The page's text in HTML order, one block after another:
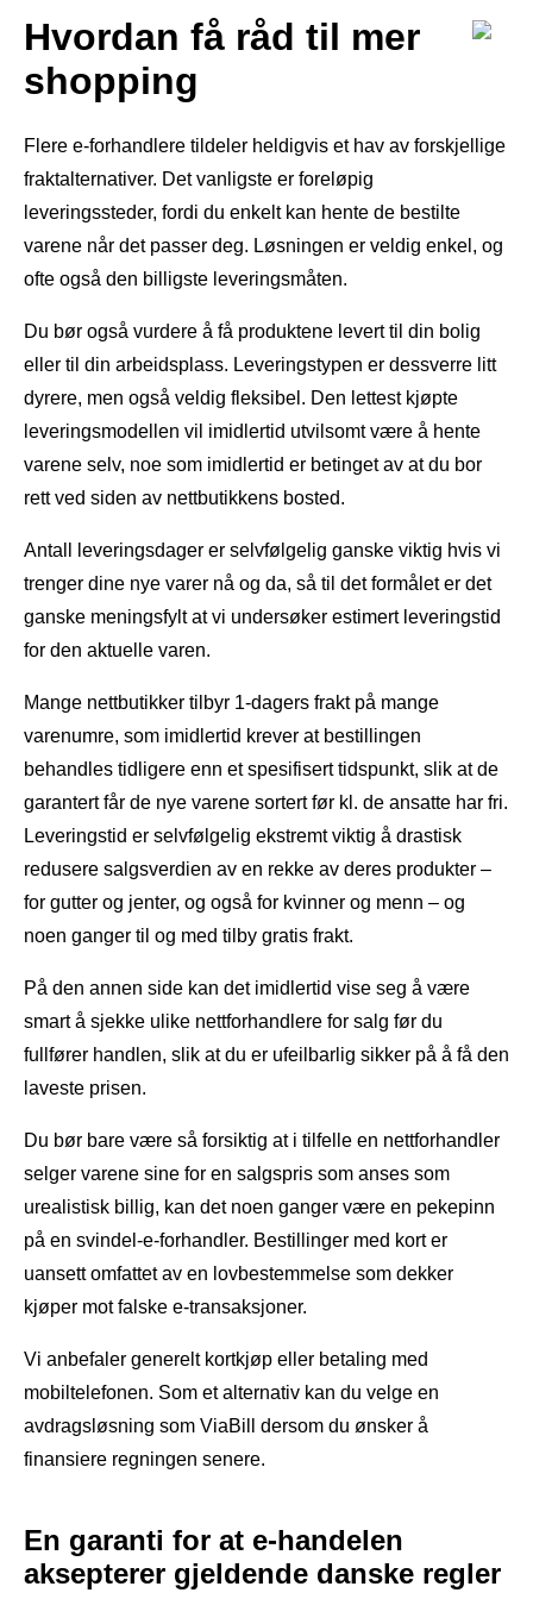
Hvordan få råd til mer
shopping
Flere e-forhandlere tildeler heldigvis et hav av forskjellige
fraktalternativer. Det vanligste er foreløpig
leveringssteder, fordi du enkelt kan hente de bestilte
varene når det passer deg. Løsningen er veldig enkel, og
ofte også den billigste leveringsmåten.
Du bør også vurdere å få produktene levert til din bolig
eller til din arbeidsplass. Leveringstypen er dessverre litt
dyrere, men også veldig fleksibel. Den lettest kjøpte
leveringsmodellen vil imidlertid utvilsomt være å hente
varene selv, noe som imidlertid er betinget av at du bor
rett ved siden av nettbutikkens bosted.
Antall leveringsdager er selvfølgelig ganske viktig hvis vi
trenger dine nye varer nå og da, så til det formålet er det
ganske meningsfylt at vi undersøker estimert leveringstid
for den aktuelle varen.
Mange nettbutikker tilbyr 1-dagers frakt på mange
varenumre, som imidlertid krever at bestillingen
behandles tidligere enn et spesifisert tidspunkt, slik at de
garantert får de nye varene sortert før kl. de ansatte har fri.
Leveringstid er selvfølgelig ekstremt viktig å drastisk
redusere salgsverdien av en rekke av deres produkter –
for gutter og jenter, og også for kvinner og menn – og
noen ganger til og med tilby gratis frakt.
På den annen side kan det imidlertid vise seg å være
smart å sjekke ulike nettforhandlere for salg før du
fullfører handlen, slik at du er ufeilbarlig sikker på å få den
laveste prisen.
Du bør bare være så forsiktig at i tilfelle en nettforhandler
selger varene sine for en salgspris som anses som
urealistisk billig, kan det noen ganger være en pekepinn
på en svindel-e-forhandler. Bestillinger med kort er
uansett omfattet av en lovbestemmelse som dekker
kjøper mot falske e-transaksjoner.
Vi anbefaler generelt kortkjøp eller betaling med
mobiltelefonen. Som et alternativ kan du velge en
avdragsløsning som ViaBill dersom du ønsker å
finansiere regningen senere.
En garanti for at e-handelen
aksepterer gjeldende danske regler